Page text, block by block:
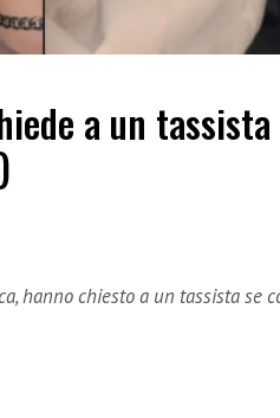
a un tassista
hanno chiesto a un tassista se